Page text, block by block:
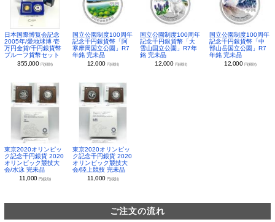
日本国際博覧会記念
2005年/愛地球博 壱
万円金貨/千円銀貨幣
プルーフ貨幣セット
355,000 円(税別)
国立公園制度100周年
記念千円銀貨幣「阿
寒摩周国立公園」R7
年銘 完未品
12,000 円(税別)
国立公園制度100周年
記念千円銀貨幣「大
雪山国立公園」R7年
銘 完未品
12,000 円(税別)
国立公園制度100周年
記念千円銀貨幣「中
部山岳国立公園」R7
年銘 完未品
12,000 円(税別)
東京2020オリンピッ
ク記念千円銀貨 2020
オリンピック競技大
会/水泳 完未品
11,000円(税別)
東京2020オリンピッ
ク記念千円銀貨 2020
オリンピック競技大
会/陸上競技 完未品
11,000 円(税別)
ご注文の流れ